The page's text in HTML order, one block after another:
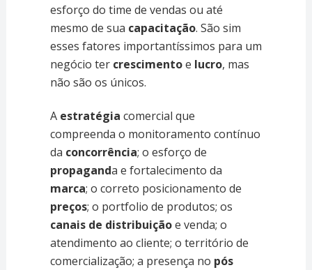
esforço do time de vendas ou até
mesmo de sua capacitação. São sim
esses fatores importantíssimos para um
negócio ter crescimentoe lucro, mas
não são os únicos.
A estratégia comercial que
compreenda o monitoramento contínuo
da concorrência; o esforço de
propaganda e fortalecimento da
marca; o correto posicionamento de
preços; o portfolio de produtos; os
canais de distribuiçãoe venda; o
atendimento ao cliente; o território de
comercialização; a presença no pós